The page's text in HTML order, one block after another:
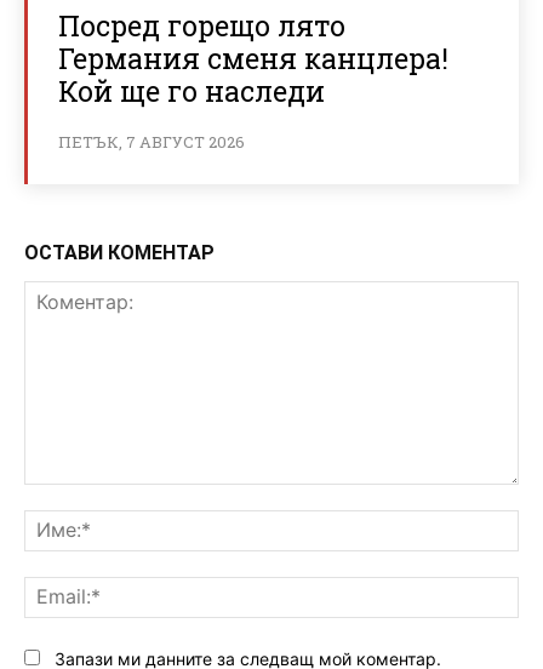
Посред горещо лято
Германия сменя канцлера!
Кой ще го наследи
ПЕТЪК, 7 АВГУСТ 2026
ОСТАВИ КОМЕНТАР
Запази ми данните за следващ мой коментар.